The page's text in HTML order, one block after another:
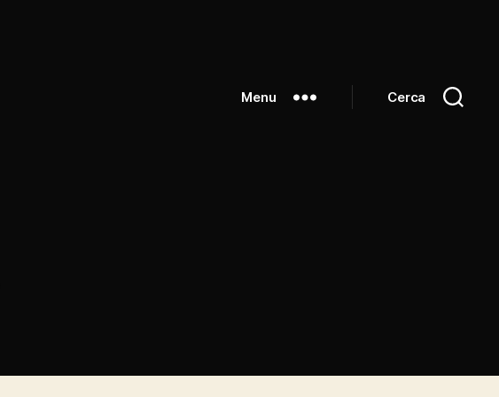
Menu Cerca